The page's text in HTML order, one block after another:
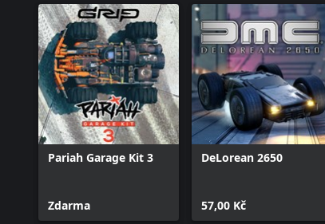
Pariah Garage Kit 3
Zdarma
DeLorean 2650
57,00 Kč